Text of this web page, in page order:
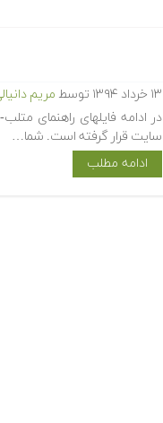
۱۳ خرداد ۱۳۹۴ توسط مریم
در ادامه فایلهای راهنمای
سایت قرار گرفته است. شما…
ادامه مطلب